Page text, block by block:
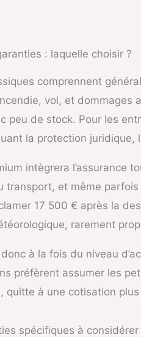
: laquelle choisir ?
comprennent
vol, et dommages
peu de stock. Pour les
la protection
intègrera l’assurance
transport, et même
17 500 € après la
rarement
à la fois du niveau
préfèrent assumer les
quitte à une cotisation plus
spécifiques à considérer